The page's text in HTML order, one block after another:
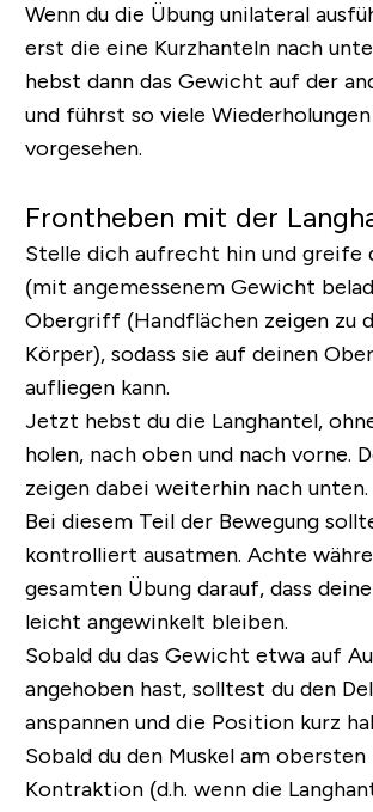
Wenn du die Übung unilateral
erst die eine Kurzhanteln nach
hebst dann das Gewicht auf der
und führst so viele Wiederholungen
vorgesehen.
Frontheben mit der
Stelle dich aufrecht hin und greife
(mit angemessenem Gewicht
Obergriff (Handflächen zeigen zu
Körper), sodass sie auf deinen
aufliegen kann.
Jetzt hebst du die Langhantel,
holen, nach oben und nach vorne.
zeigen dabei weiterhin nach unten.
Bei diesem Teil der Bewegung
kontrolliert ausatmen. Achte
gesamten Übung darauf, dass
leicht angewinkelt bleiben.
Sobald du das Gewicht etwa auf
angehoben hast, solltest du den
anspannen und die Position kurz
Sobald du den Muskel am
Kontraktion (d.h. wenn die